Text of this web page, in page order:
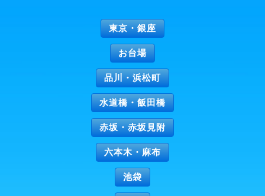
東京・銀座
お台場
品川・浜松町
水道橋・飯田橋
赤坂・赤坂見附
六本木・麻布
池袋